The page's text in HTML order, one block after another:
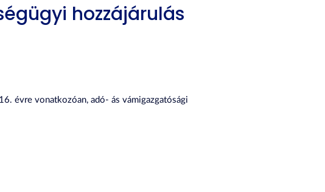
hozzájárulás
évre vonatkozóan, adó- ás vámigazgatósági